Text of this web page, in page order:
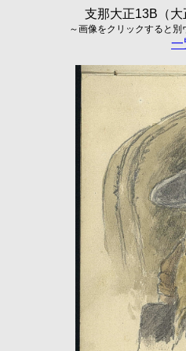
支那大正13B（
～画像をクリックすると
一